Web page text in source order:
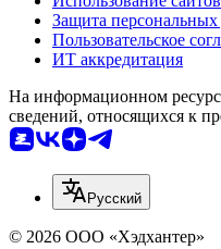
Защита
Пользовательское
ИТ аккредитация
На информационном
сведений, относящихся к
Русский
© 2026 ООО «Хэдхантер»